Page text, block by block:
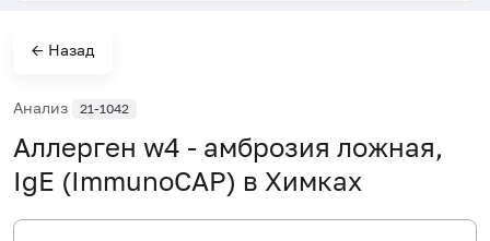
← Назад
Анализ 21-1042
Аллерген w4 - амброзия ложная,
IgE (ImmunoCAP) в Химках